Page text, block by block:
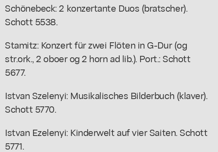
Schönebeck: 2 konzertante Duos (bratscher).
Schott 5538.
Stamitz: Konzert für zwei Flöten in G-Dur (og
str.ork., 2 oboer og 2 horn ad lib.). Port.: Schott
5677.
Istvan Szelenyi: Musikalisches Bilderbuch (klaver).
Schott 5770.
Istvan Ezelenyi: Kinderwelt auf vier Saiten. Schott
5771.